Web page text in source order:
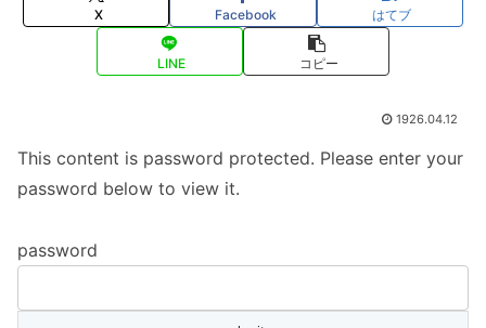
X Facebook はてブ
LINE コピー
1926.04.12
This content is password protected. Please enter your
password below to view it.
password